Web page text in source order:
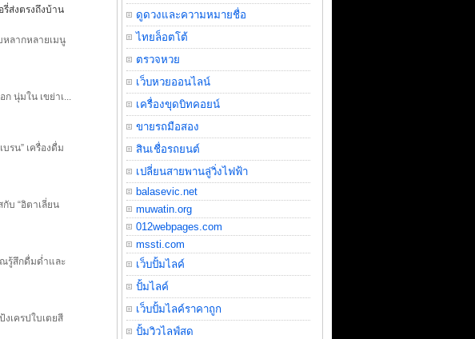
ส่งตรงถึงบ้าน
ลากหลายเมนู
นุ่มใน เขย่าเ...
รน” เครื่องดื่ม
บ “อิตาเลี่ยน
รู้สึกดื่มด่ำและ
เครปใบเตยสี
ดูดวงและความหมายชื่อ
ไทยล็อตโต้
ตรวจหวย
เว็บหวยออนไลน์
เครื่องขุดบิทคอยน์
ขายรถมือสอง
สินเชื่อรถยนต์
เปลี่ยนสายพานลู่วิ่งไฟฟ้า
balasevic.net
muwatin.org
012webpages.com
mssti.com
เว็บปั้มไลค์
ปั้มไลค์
เว็บปั้มไลค์ราคาถูก
ปั้มวิวไลฟ์สด